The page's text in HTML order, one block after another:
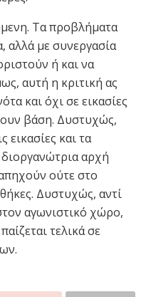
Τα προβλήματα
αλλά με συνεργασία
ή και να
αυτή η κριτική ας
και όχι σε εικασίες
βάση. Δυστυχώς,
εικασίες και τα
αρχή
ούτε στο
Δυστυχώς, αντί
αγωνιστικό χώρο,
τελικά σε